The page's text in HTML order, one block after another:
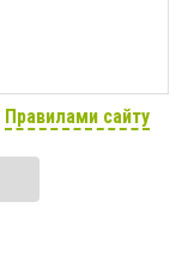
Правилами сайту